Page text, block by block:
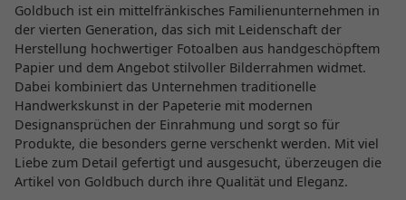
Goldbuch ist ein mittelfränkisches Familienunternehmen in
der vierten Generation, das sich mit Leidenschaft der
Herstellung hochwertiger Fotoalben aus handgeschöpftem
Papier und dem Angebot stilvoller Bilderrahmen widmet.
Dabei kombiniert das Unternehmen traditionelle
Handwerkskunst in der Papeterie mit modernen
Designansprüchen der Einrahmung und sorgt so für
Produkte, die besonders gerne verschenkt werden. Mit viel
Liebe zum Detail gefertigt und ausgesucht, überzeugen die
Artikel von Goldbuch durch ihre Qualität und Eleganz.